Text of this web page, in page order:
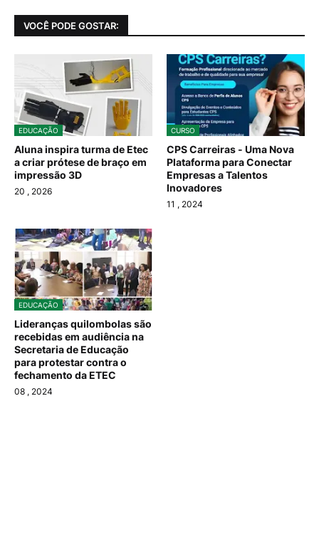
VOCÊ PODE GOSTAR:
EDUCAÇÃO
Aluna inspira turma de Etec
a criar prótese de braço em
impressão 3D
20 , 2026
CURSO
CPS Carreiras - Uma Nova
Plataforma para Conectar
Empresas a Talentos
Inovadores
11 , 2024
EDUCAÇÃO
Lideranças quilombolas são
recebidas em audiência na
Secretaria de Educação
para protestar contra o
fechamento da ETEC
08 , 2024